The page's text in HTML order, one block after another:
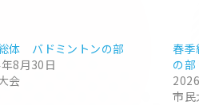
体 バドミントンの部
8月30日
会
春
の部
市民